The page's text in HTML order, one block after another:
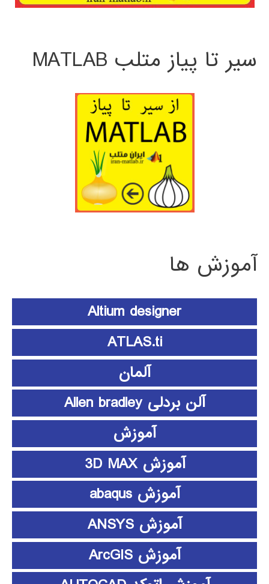
سیر تا پیاز متلب MATLAB
آموزش ها
Altium designer
ATLAS.ti
آلمان
آلن بردلی Allen bradley
آموزش
آموزش 3D MAX
آموزش abaqus
آموزش ANSYS
آموزش ArcGIS